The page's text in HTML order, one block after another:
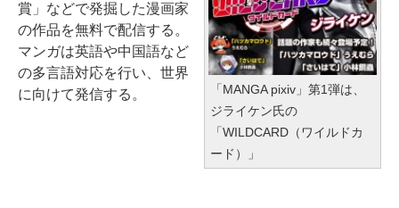
「MANGA pixiv」第1弾は、
ジライケン氏の
「WILDCARD（ワイルドカ
ード）」
賞」などで発掘した漫画家
の作品を無料で配信する。
マンガは英語や中国語など
の多言語対応を行い、世界
に向けて発信する。